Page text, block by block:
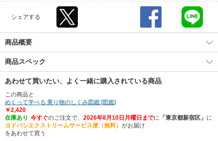
シェアする
商品概要
商品スペック
あわせて買いたい、よく一緒に購入されている商品
この商品と
めくって学べる 乗り物のしくみ図鑑 [図鑑]
￥2,420
在庫あり 今すぐのご注文で、 2026年8月10日月曜日までに 「東京都新宿区」 に
ヨドバシエクストリームサービス便（無料） がお届け
をあわせて買う